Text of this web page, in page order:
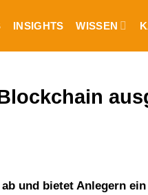
INSIGHTS WISSEN
und bietet Anlegern